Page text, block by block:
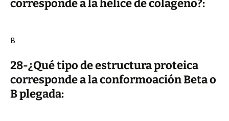
corresponde a la hélice de colágeno?:
B
28-¿Qué tipo de estructura proteica
corresponde a la conformoación Beta o
B plegada: